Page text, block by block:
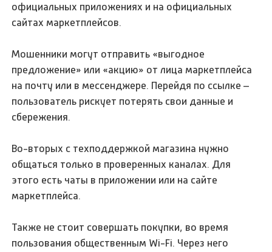
официальных приложениях и на официальных
сайтах маркетплейсов.
Мошенники могут отправить «выгодное
предложение» или «акцию» от лица маркетплейса
на почту или в мессенджере. Перейдя по ссылке –
пользователь рискует потерять свои данные и
сбережения.
Во-вторых с техподдержкой магазина нужно
общаться только в проверенных каналах. Для
этого есть чаты в приложении или на сайте
маркетплейса.
Также не стоит совершать покупки, во время
пользования общественным Wi-Fi. Через него